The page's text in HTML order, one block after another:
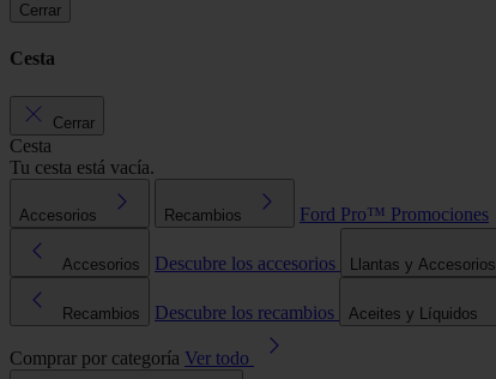
Cerrar
Cesta
Cerrar
Cesta
Tu cesta está vacía.
Accesorios Recambios Ford Pro™ Promociones
Accesorios Descubre los accesorios Llantas y Accesorios
Recambios Descubre los recambios Aceites y Líquidos
Comprar por categoría Ver todo